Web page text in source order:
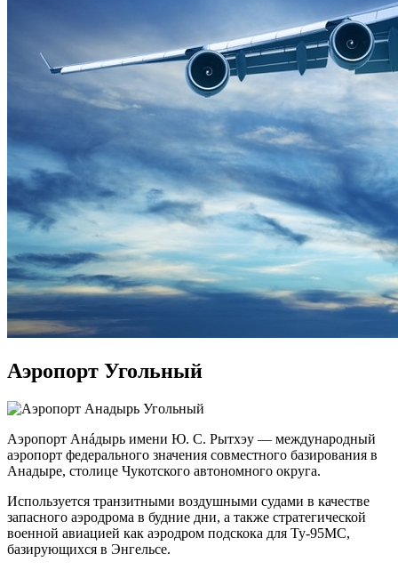
Аэропорт Угольный
Аэропорт Анáдырь имени Ю. С. Рытхэу — международный
аэропорт федерального значения совместного базирования в
Анадыре, столице Чукотского автономного округа.
Используется транзитными воздушными судами в качестве
запасного аэродрома в будние дни, а также стратегической
военной авиацией как аэродром подскока для Ту-95МС,
базирующихся в Энгельсе.